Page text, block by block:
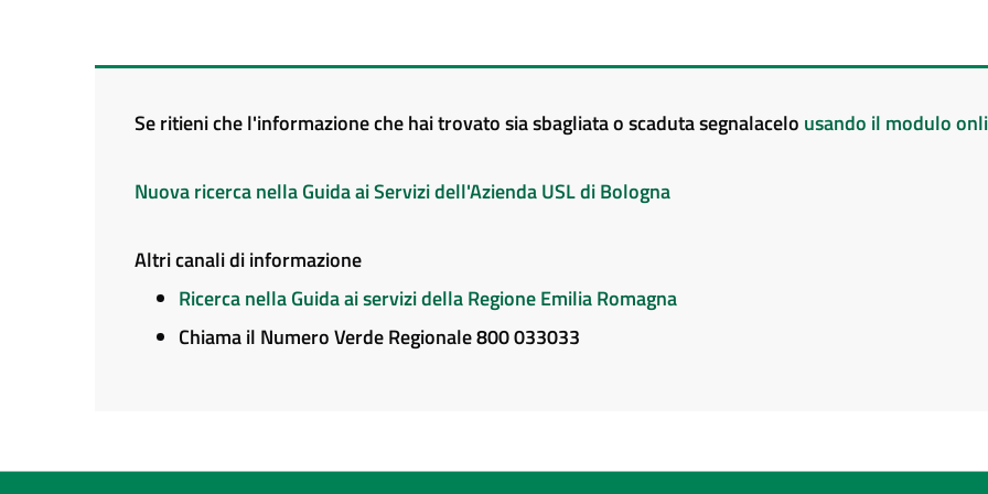
Se ritieni che l'informazione che hai trovato sia sbagliata o scaduta segnalacelo usando il modulo
Nuova ricerca nella Guida ai Servizi dell'Azienda USL di Bologna
Altri canali di informazione
Ricerca nella Guida ai servizi della Regione Emilia Romagna
Chiama il Numero Verde Regionale 800 033033